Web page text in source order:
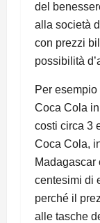
del
alla società
con prezzi
possibilità
Per
Coca Cola
costi circa 3
Coca Cola,
Madagascar
centesimi di
perché il
alle tasche